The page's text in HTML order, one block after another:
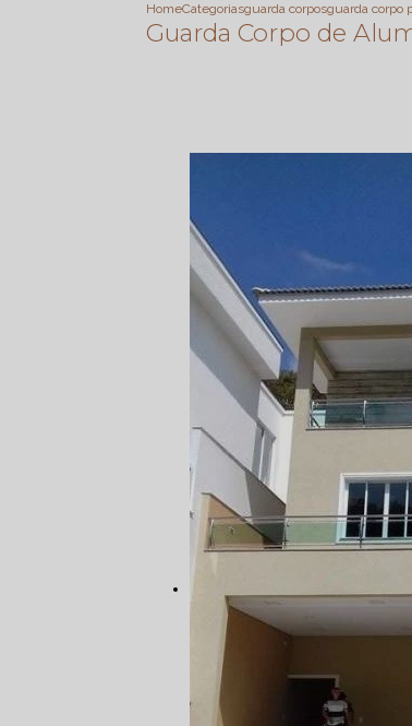
HomeCategoriasguarda corposguarda corpo
Guarda Corpo de